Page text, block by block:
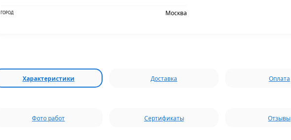
ГОРОД Москва
Характеристики Доставка Оплата
Фото работ Сертификаты Отзывы